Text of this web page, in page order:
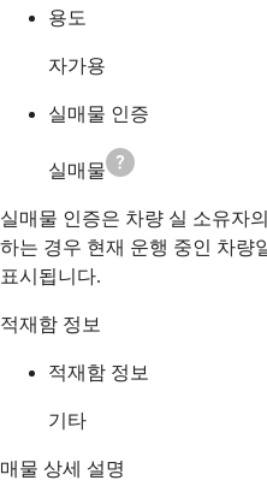
용도
자가용
실매물 인증
실매물
실매물 인증은 차량 실 소유자
하는 경우 현재 운행 중인 차량
표시됩니다.
적재함 정보
적재함 정보
기타
매물 상세 설명